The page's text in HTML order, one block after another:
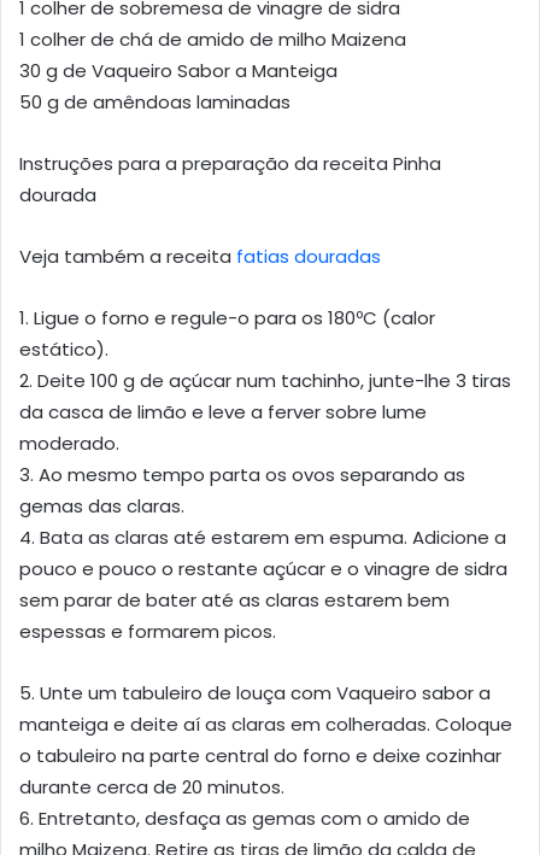
1 colher de sobremesa de vinagre de sidra
1 colher de chá de amido de milho Maizena
30 g de Vaqueiro Sabor a Manteiga
50 g de amêndoas laminadas
Instruções para a preparação da receita Pinha
dourada
Veja também a receita fatias douradas
1. Ligue o forno e regule-o para os 180ºC (calor
estático).
2. Deite 100 g de açúcar num tachinho, junte-lhe 3 tiras
da casca de limão e leve a ferver sobre lume
moderado.
3. Ao mesmo tempo parta os ovos separando as
gemas das claras.
4. Bata as claras até estarem em espuma. Adicione a
pouco e pouco o restante açúcar e o vinagre de sidra
sem parar de bater até as claras estarem bem
espessas e formarem picos.
5. Unte um tabuleiro de louça com Vaqueiro sabor a
manteiga e deite aí as claras em colheradas. Coloque
o tabuleiro na parte central do forno e deixe cozinhar
durante cerca de 20 minutos.
6. Entretanto, desfaça as gemas com o amido de
milho Maizena. Retire as tiras de limão da calda de